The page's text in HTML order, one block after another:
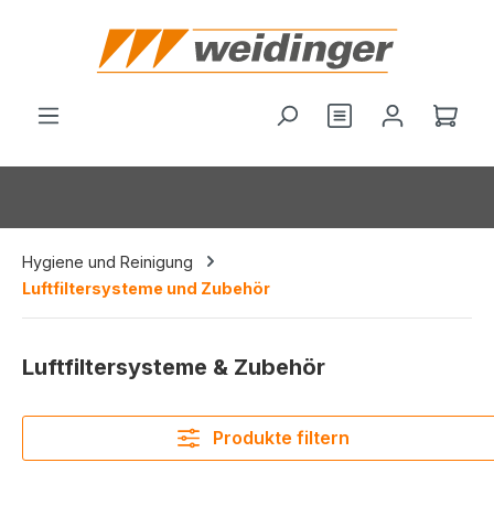
springen
Du hast 0
Hygiene und Reinigung
Luftfiltersysteme und Zubehör
Luftfiltersysteme & Zubehör
Produkte filtern